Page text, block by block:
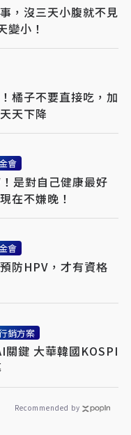
，沒三天小腹就不見
變小！
橘子不要直接吃，加
天下降
會
是對自己健康最好
在不嫌晚！
會
防HPV，才有資格
銷方案
關鍵 大華韓國KOSPI
Recommended by